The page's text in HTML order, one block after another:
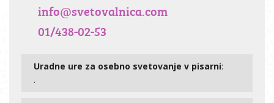
info@svetovalnica.com
01/438-02-53
Uradne ure za osebno svetovanje v pisarni:
.